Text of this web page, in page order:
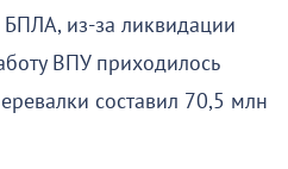
БПЛА, из-за ликвидации
ВПУ приходилось
составил 70,5 млн